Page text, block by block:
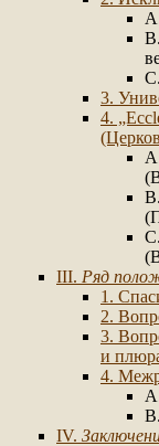
3.
4.
III. Ряд
1.
2.
3.
и
4.
IV.